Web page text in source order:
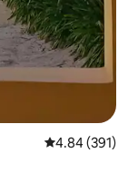
Calificación
4.84 (391)